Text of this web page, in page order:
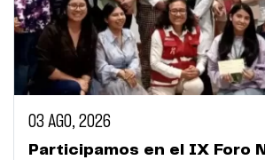
03 AGO, 2026
Participamos en el IX Foro